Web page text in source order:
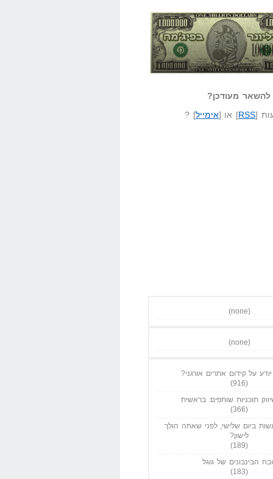
שאל שאלה בפיג'מה
מעודכן?
[
RSS] או [אימייל] ?
(none)
(none)
על קידום אתרים אורגני?
(916)
תוכניות שותפים: בראשית
(366)
ביום שלישי, לפני שאתה הולך
לישון?
(189)
הבינבונים של גוגל
(183)